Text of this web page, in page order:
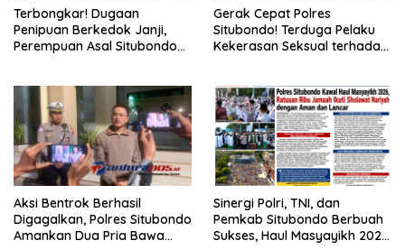
Terbongkar! Dugaan
Penipuan Berkedok Janji,
Perempuan Asal Situbondo
Gerak Cepat Polres
Situbondo! Terduga Pelaku
Kekerasan Seksual terhadap
Aksi Bentrok Berhasil
Digagalkan, Polres Situbondo
Amankan Dua Pria Bawa
Sinergi Polri, TNI, dan
Pemkab Situbondo Berbuah
Sukses, Haul Masyayikh 2026